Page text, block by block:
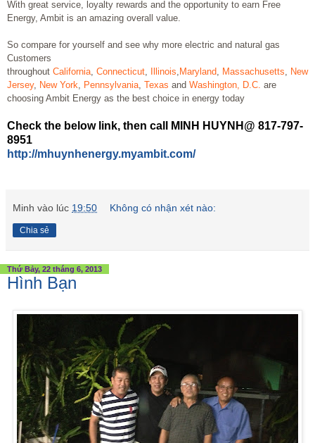
With great service, loyalty rewards and the opportunity to earn Free
Energy, Ambit is an amazing overall value.
So compare for yourself and see why more electric and natural gas
Customers
throughout California, Connecticut, Illinois, Maryland, Massachusetts, New
Jersey, New York, Pennsylvania, Texas and Washington, D.C. are
choosing Ambit Energy as the best choice in energy today
Check the below link, then call MINH HUYNH@ 817-797-
8951
http://mhuynhenergy.myambit.com/
Minh vào lúc 19:50 Không có nhận xét nào:
Chia sẻ
Thứ Bảy, 22 tháng 6, 2013
Hình Bạn